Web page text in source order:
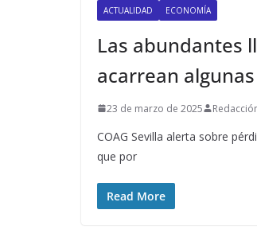
ACTUALIDAD ECONOMÍA
Las abundantes
acarrean
23 de marzo de 2025
COAG Sevilla alerta sobre
que por
Read More